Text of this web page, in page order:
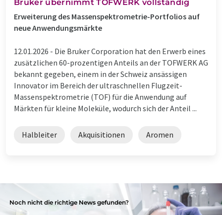
Bruker übernimmt TOFWERK vollständig
Erweiterung des Massenspektrometrie-Portfolios auf
neue Anwendungsmärkte
12.01.2026 - Die Bruker Corporation hat den Erwerb eines
zusätzlichen 60-prozentigen Anteils an der TOFWERK AG
bekannt gegeben, einem in der Schweiz ansässigen
Innovator im Bereich der ultraschnellen Flugzeit-
Massenspektrometrie (TOF) für die Anwendung auf
Märkten für kleine Moleküle, wodurch sich der Anteil ...
Halbleiter Akquisitionen Aromen
Noch nicht die richtige News gefunden?